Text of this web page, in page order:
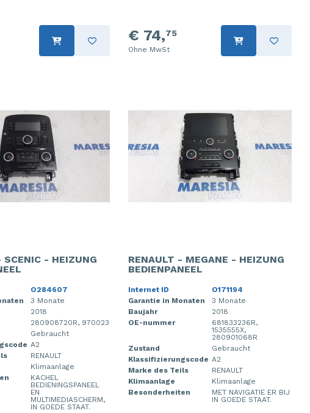
€ 74,75
Ohne MwSt
SCENIC - HEIZUNG
O284607
3 Monate
2018
280908720R, 970023
Gebraucht
A2
RENAULT
Klimaanlage
KACHEL
BEDIENINGSPANEEL
EN
MULTIMEDIASCHERM,
IN GOEDE STAAT.
RENAULT - MEGANE - HEIZUNG
BEDIENPANEEL
Internet ID
O171194
Garantie in Monaten
3 Monate
Baujahr
2018
OE-nummer
681833236R,
1535555X,
280901068R
Zustand
Gebraucht
Klassifizierungscode A2
Marke des Teils
RENAULT
Klimaanlage
Klimaanlage
Besonderheiten
MET NAVIGATIE ER BIJ
IN GOEDE STAAT.